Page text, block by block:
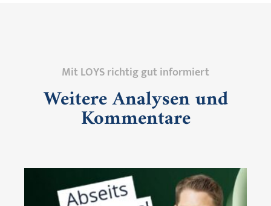
Mit LOYS richtig gut informiert
Weitere Analysen und
Kommentare